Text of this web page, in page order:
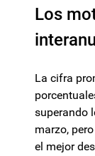
Los
La cifra
superando
marzo,
el mejor